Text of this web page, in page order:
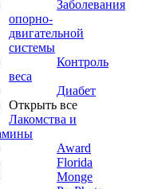
Заболевания
опорно-
двигательной
системы
Контроль
веса
Диабет
Открыть все
Лакомства и
Award
Florida
Monge